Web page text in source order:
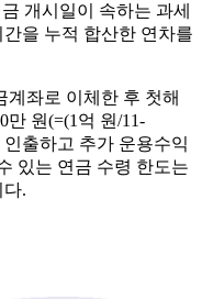
개시일이 속하는 과세
을 누적 합산한 연차를
계좌로 이체한 후 첫해
만 원(=(1억 원/11-
인출하고 추가 운용수익
있는 연금 수령 한도는
다.